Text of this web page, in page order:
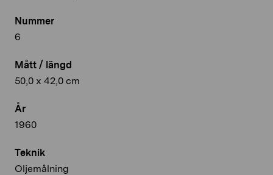
Nummer
6
Mått / längd
50,0 x 42,0 cm
År
1960
Teknik
Oljemålning